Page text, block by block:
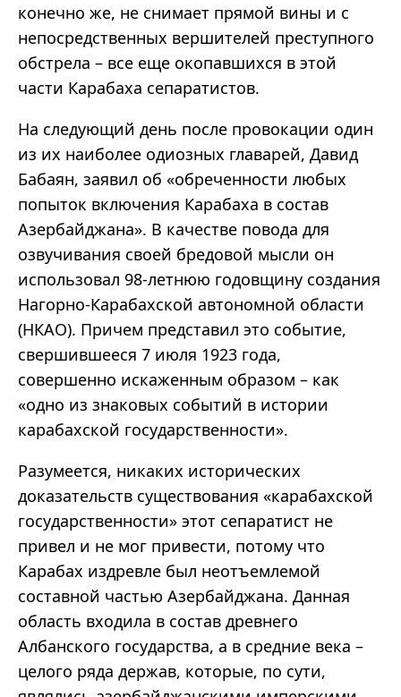
конечно же, не снимает прямой вины и с
непосредственных вершителей преступного
обстрела – все еще окопавшихся в этой
части Карабаха сепаратистов.
На следующий день после провокации один
из их наиболее одиозных главарей, Давид
Бабаян, заявил об «обреченности любых
попыток включения Карабаха в состав
Азербайджана». В качестве повода для
озвучивания своей бредовой мысли он
использовал 98-летнюю годовщину создания
Нагорно-Карабахской автономной области
(НКАО). Причем представил это событие,
свершившееся 7 июля 1923 года,
совершенно искаженным образом – как
«одно из знаковых событий в истории
карабахской государственности».
Разумеется, никаких исторических
доказательств существования «карабахской
государственности» этот сепаратист не
привел и не мог привести, потому что
Карабах издревле был неотъемлемой
составной частью Азербайджана. Данная
область входила в состав древнего
Албанского государства, а в средние века –
целого ряда держав, которые, по сути,